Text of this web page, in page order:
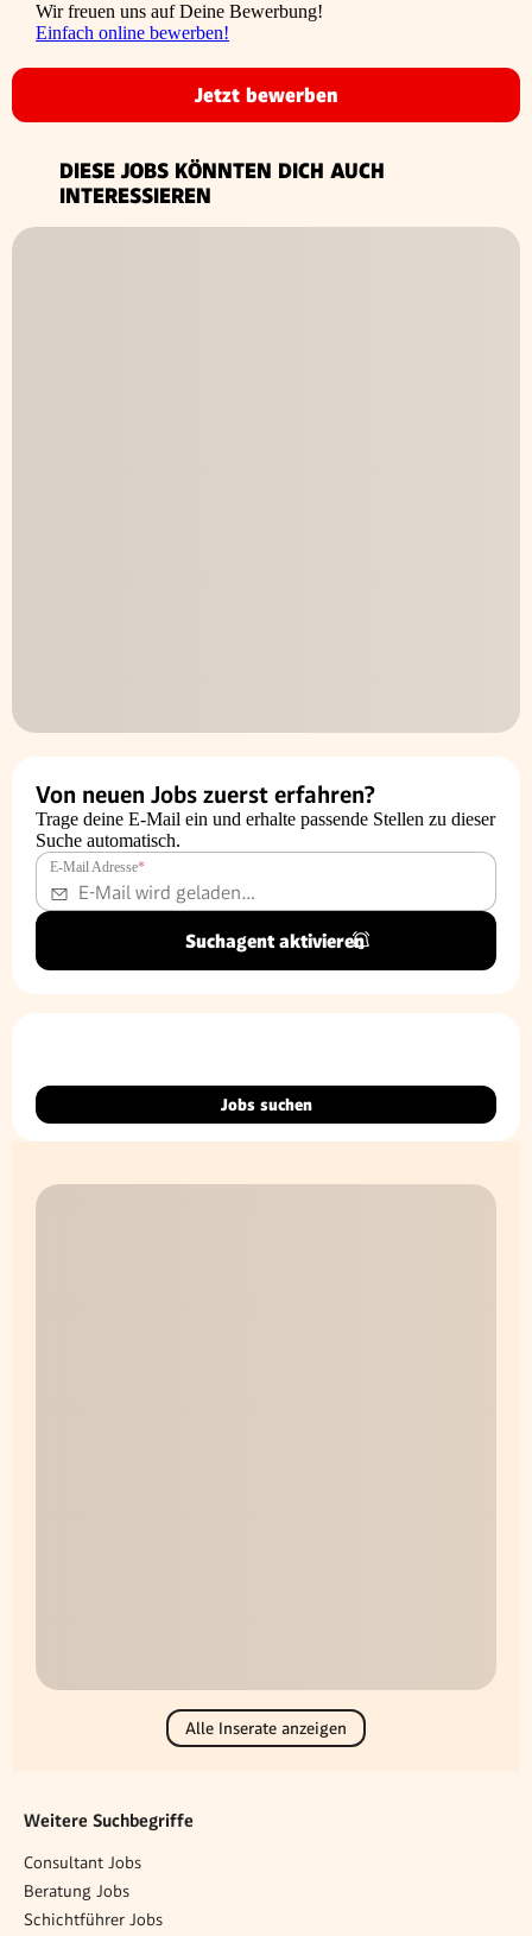
Wir freuen uns auf Deine Bewerbung!
Einfach online bewerben!
Jetzt bewerben
DIESE JOBS KÖNNTEN DICH AUCH
INTERESSIEREN
Von neuen Jobs zuerst erfahren?
Trage deine E-Mail ein und erhalte passende Stellen zu dieser
Suche automatisch.
E-Mail Adresse*
Suchagent aktivieren
Jobs suchen
Alle Inserate anzeigen
Weitere Suchbegriffe
Consultant Jobs
Beratung Jobs
Schichtführer Jobs